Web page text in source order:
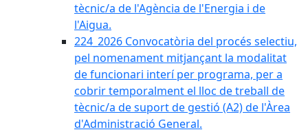
tècnic/a de l'Agència de l'Energia i de
l'Aigua.
224_2026 Convocatòria del procés selectiu,
pel nomenament mitjançant la modalitat
de funcionari interí per programa, per a
cobrir temporalment el lloc de treball de
tècnic/a de suport de gestió (A2) de l'Àrea
d'Administració General.